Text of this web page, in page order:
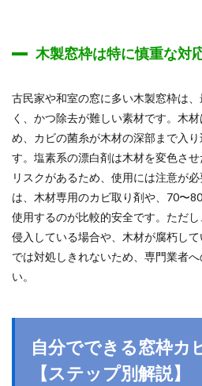
木製窓枠は特に慎重な対
古民家や和室の窓に多い木製窓枠は
く、かつ除去が難しい素材です。木
め、カビの菌糸が木材の深部まで入
す。塩素系の漂白剤は木材を変色さ
リスクがあるため、使用には注意が
は、木材専用のカビ取り剤や、70〜
使用するのが比較的安全です。ただ
侵入している場合や、木材が腐朽し
では対処しきれないため、専門業者
い。
自分でできる窓枠カ
【ステップ別解説】